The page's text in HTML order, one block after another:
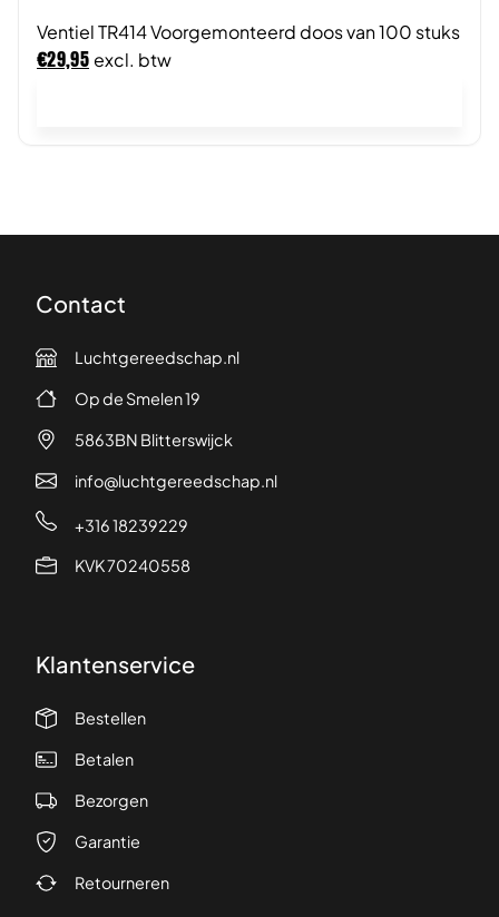
Ventiel TR414 Voorgemonteerd doos van 100 stuks
€29,95 excl. btw
Contact
Luchtgereedschap.nl
Op de Smelen 19
5863BN Blitterswijck
info@luchtgereedschap.nl
+316 18239229
KVK 70240558
Klantenservice
Bestellen
Betalen
Bezorgen
Garantie
Retourneren